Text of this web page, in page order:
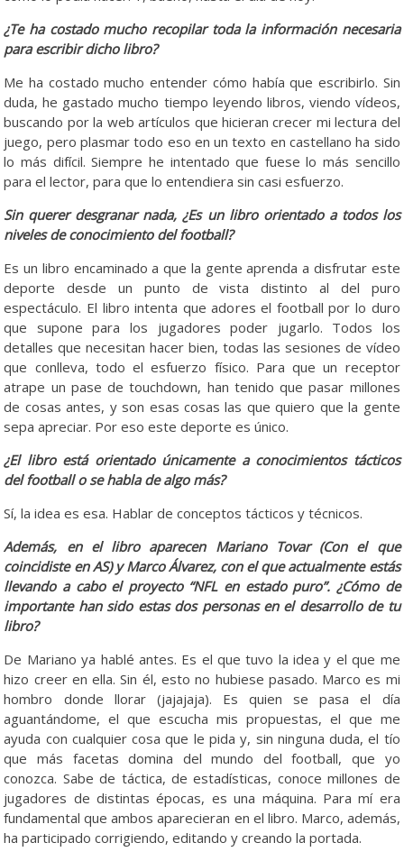
¿Te ha costado mucho recopilar toda la información necesaria
para escribir dicho libro?
Me ha costado mucho entender cómo había que escribirlo. Sin
duda, he gastado mucho tiempo leyendo libros, viendo vídeos,
buscando por la web artículos que hicieran crecer mi lectura del
juego, pero plasmar todo eso en un texto en castellano ha sido
lo más difícil. Siempre he intentado que fuese lo más sencillo
para el lector, para que lo entendiera sin casi esfuerzo.
Sin querer desgranar nada, ¿Es un libro orientado a todos los
niveles de conocimiento del football?
Es un libro encaminado a que la gente aprenda a disfrutar este
deporte desde un punto de vista distinto al del puro
espectáculo. El libro intenta que adores el football por lo duro
que supone para los jugadores poder jugarlo. Todos los
detalles que necesitan hacer bien, todas las sesiones de vídeo
que conlleva, todo el esfuerzo físico. Para que un receptor
atrape un pase de touchdown, han tenido que pasar millones
de cosas antes, y son esas cosas las que quiero que la gente
sepa apreciar. Por eso este deporte es único.
¿El libro está orientado únicamente a conocimientos tácticos
del football o se habla de algo más?
Sí, la idea es esa. Hablar de conceptos tácticos y técnicos.
Además, en el libro aparecen Mariano Tovar (Con el que
coincidiste en AS) y Marco Álvarez, con el que actualmente estás
llevando a cabo el proyecto “NFL en estado puro”. ¿Cómo de
importante han sido estas dos personas en el desarrollo de tu
libro?
De Mariano ya hablé antes. Es el que tuvo la idea y el que me
hizo creer en ella. Sin él, esto no hubiese pasado. Marco es mi
hombro donde llorar (jajajaja). Es quien se pasa el día
aguantándome, el que escucha mis propuestas, el que me
ayuda con cualquier cosa que le pida y, sin ninguna duda, el tío
que más facetas domina del mundo del football, que yo
conozca. Sabe de táctica, de estadísticas, conoce millones de
jugadores de distintas épocas, es una máquina. Para mí era
fundamental que ambos aparecieran en el libro. Marco, además,
ha participado corrigiendo, editando y creando la portada.